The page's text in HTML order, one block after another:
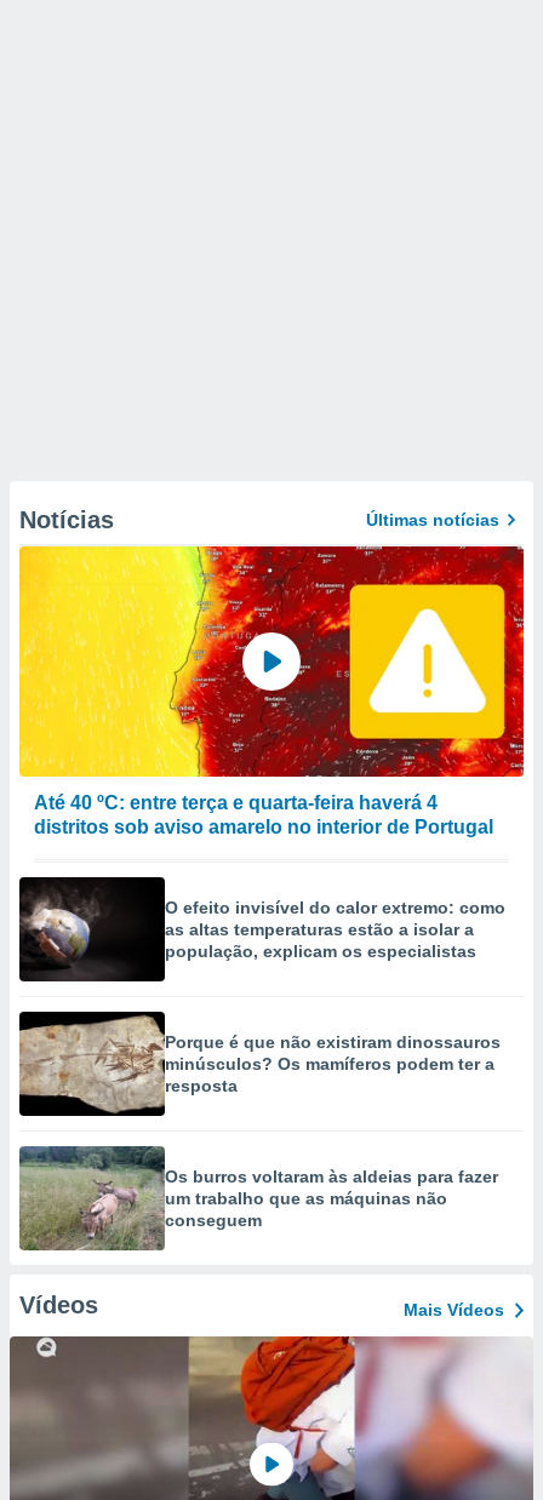
Notícias Últimas notícias
Até 40 ºC: entre terça e quarta-feira haverá 4
distritos sob aviso amarelo no interior de Portugal
O efeito invisível do calor extremo: como
as altas temperaturas estão a isolar a
população, explicam os especialistas
Porque é que não existiram dinossauros
minúsculos? Os mamíferos podem ter a
resposta
Os burros voltaram às aldeias para fazer
um trabalho que as máquinas não
conseguem
Vídeos Mais Vídeos